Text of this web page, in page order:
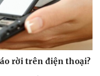
rời trên điện thoại?